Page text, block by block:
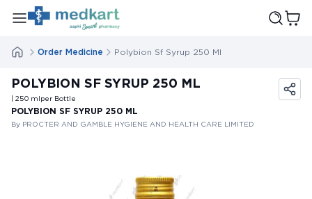
Order Medicine Polybion Sf Syrup 250 Ml
POLYBION SF SYRUP 250 ML
| 250 mlper Bottle
POLYBION SF SYRUP 250 ML
By PROCTER AND GAMBLE HYGIENE AND HEALTH CARE LIMITED